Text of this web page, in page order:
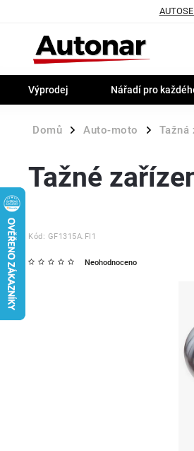
Výprodej Nářadí pro
Domů / Auto-moto / Tažná
Tažné
Kód: GF1315A.FI1
Neohodnoceno